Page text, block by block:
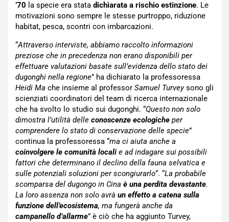
’70 la specie era stata dichiarata a rischio estinzione. Le
motivazioni sono sempre le stesse purtroppo, riduzione
habitat, pesca, scontri con imbarcazioni.
“Attraverso interviste, abbiamo raccolto informazioni
preziose che in precedenza non erano disponibili per
effettuare valutazioni basate sull’evidenza dello stato dei
dugonghi nella regione” ha dichiarato la professoressa
Heidi Ma che insieme al professor Samuel Turveysono gli
scienziati coordinatori del team di ricerca internazionale
che ha svolto lo studio sui dugonghi. “Questo non solo
dimostra l’utilità delle conoscenze ecologiche per
comprendere lo stato di conservazione delle specie”
continua la professoressa “ma ci aiuta anche a
coinvolgere le comunità locali e ad indagare sui possibili
fattori che determinano il declino della fauna selvatica e
sulle potenziali soluzioni per scongiurarlo“. “La probabile
scomparsa del dugongo in Cina è una perdita devastante.
La loro assenza non solo avrà un effetto a catena sulla
funzione dell’ecosistema, ma fungerà anche da
campanello d’allarme” è ciò che ha aggiunto Turvey,